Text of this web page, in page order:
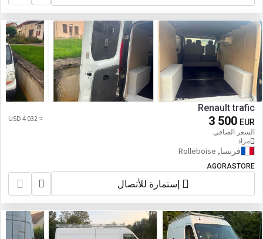
Renault trafic
3 500 EUR
السعر الصافي
مزاد
≈ 4 032 USD
فرنسا, Rolleboise
AGORASTORE
إستمارة للأتصال